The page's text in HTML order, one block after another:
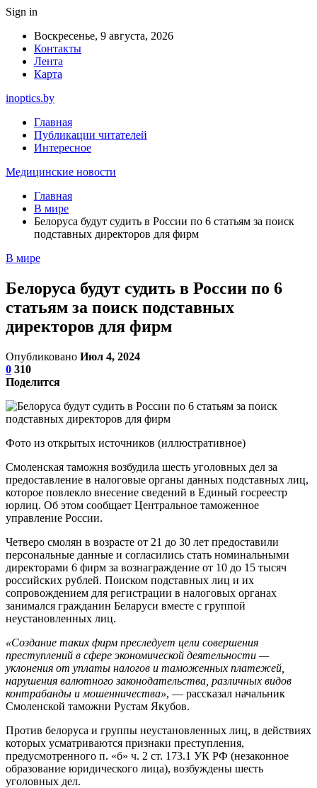
Sign in
Воскресенье, 9 августа, 2026
Контакты
Лента
Карта
inoptics.by
Главная
Публикации читателей
Интересное
Медицинские новости
Главная
В мире
Белоруса будут судить в России по 6 статьям за поиск
подставных директоров для фирм
В мире
Белоруса будут судить в России по 6
статьям за поиск подставных
директоров для фирм
Опубликовано Июл 4, 2024
0 310
Поделится
Фото из открытых источников (иллюстративное)
Смоленская таможня возбудила шесть уголовных дел за
предоставление в налоговые органы данных подставных лиц,
которое повлекло внесение сведений в Единый госреестр
юрлиц. Об этом сообщает Центральное таможенное
управление России.
Четверо смолян в возрасте от 21 до 30 лет предоставили
персональные данные и согласились стать номинальными
директорами 6 фирм за вознаграждение от 10 до 15 тысяч
российских рублей. Поиском подставных лиц и их
сопровождением для регистрации в налоговых органах
занимался гражданин Беларуси вместе с группой
неустановленных лиц.
«Создание таких фирм преследует цели совершения
преступлений в сфере экономической деятельности —
уклонения от уплаты налогов и таможенных платежей,
нарушения валютного законодательства, различных видов
контрабанды и мошенничества», — рассказал начальник
Смоленской таможни Рустам Якубов.
Против белоруса и группы неустановленных лиц, в действиях
которых усматриваются признаки преступления,
предусмотренного п. «б» ч. 2 ст. 173.1 УК РФ (незаконное
образование юридического лица), возбуждены шесть
уголовных дел.